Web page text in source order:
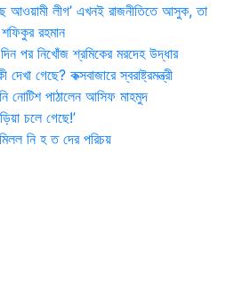
আওয়ামী লীগ’ এখনই রাজনীতিতে আসুক, তা
রহমান
পর নিখোঁজ শ্রমিকের মরদেহ উদ্ধার
দেখা গেছে? কক্সবাজারে স্বরাষ্ট্রমন্ত্রী
নোটিশ পাঠালেন আসিফ মাহমুদ
চলে গেছে!’
নি হ ত দের পরিচয়